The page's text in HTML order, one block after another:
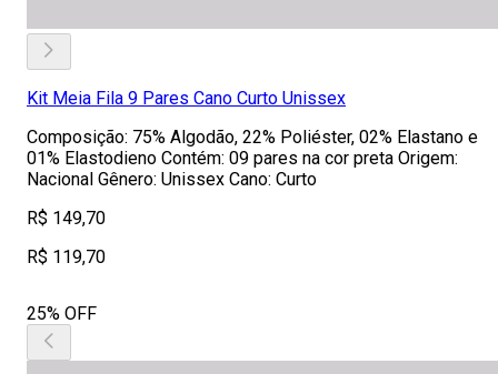
Kit Meia Fila 9 Pares Cano Curto Unissex
Composição: 75% Algodão, 22% Poliéster, 02% Elastano e
01% Elastodieno Contém: 09 pares na cor preta Origem:
Nacional Gênero: Unissex Cano: Curto
R$ 149,70
R$ 119,70
25% OFF